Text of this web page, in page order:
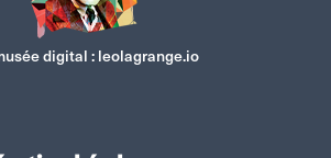
digital :leolagrange.io